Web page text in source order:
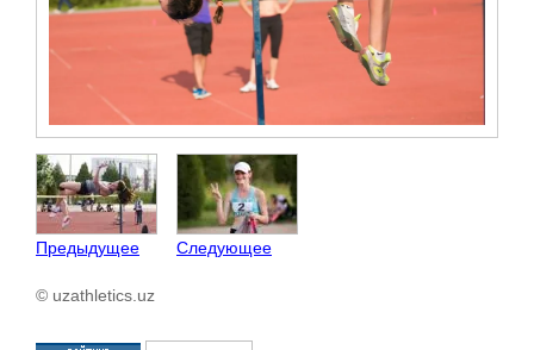
Предыдущее Следующее
© uzathletics.uz